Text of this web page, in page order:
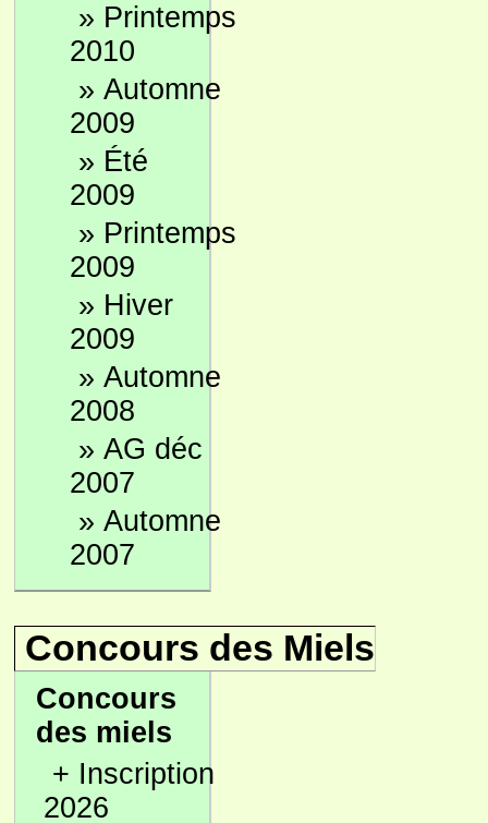
» Printemps
2010
» Automne
2009
» Été
2009
» Printemps
2009
» Hiver
2009
» Automne
2008
» AG déc
2007
» Automne
2007
Concours des Miels
Concours
des miels
+ Inscription
2026